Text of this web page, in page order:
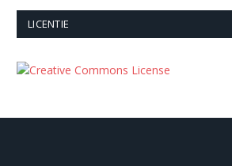
LICENTIE